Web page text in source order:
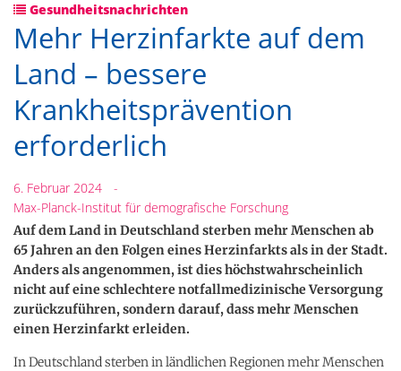
Gesundheitsnachrichten
Mehr Herzinfarkte auf dem
Land – bessere
Krankheitsprävention
erforderlich
6. Februar 2024
-
Max-Planck-Institut für demografische Forschung
Auf dem Land in Deutschland sterben mehr Menschen ab
65 Jahren an den Folgen eines Herzinfarkts als in der Stadt.
Anders als angenommen, ist dies höchstwahrscheinlich
nicht auf eine schlechtere notfallmedizinische Versorgung
zurückzuführen, sondern darauf, dass mehr Menschen
einen Herzinfarkt erleiden.
In Deutschland sterben in ländlichen Regionen mehr Menschen